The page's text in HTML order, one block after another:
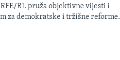
RL pruža objektivne vijesti i
za demokratske i tržišne reforme.